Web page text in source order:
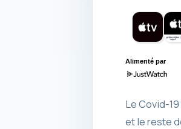
Alimenté par
Le Covid-
et le reste